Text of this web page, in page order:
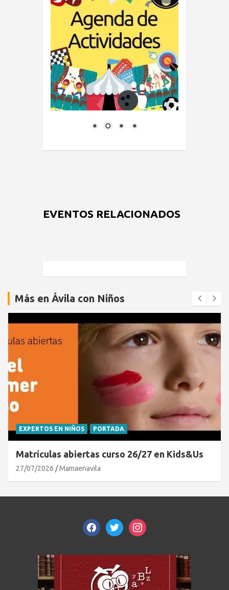
EVENTOS RELACIONADOS
Más en Ávila con Niños
EXPERTOS EN NIÑOS PORTADA
Matrículas abiertas curso 26/27 en Kids&Us
27/07/2026 Mamaenavila
facebooktwitterinstagram